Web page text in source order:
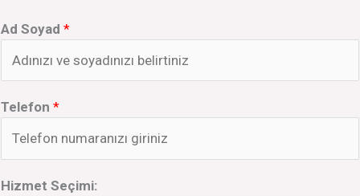
Ad Soyad *
Telefon *
Hizmet Seçimi: